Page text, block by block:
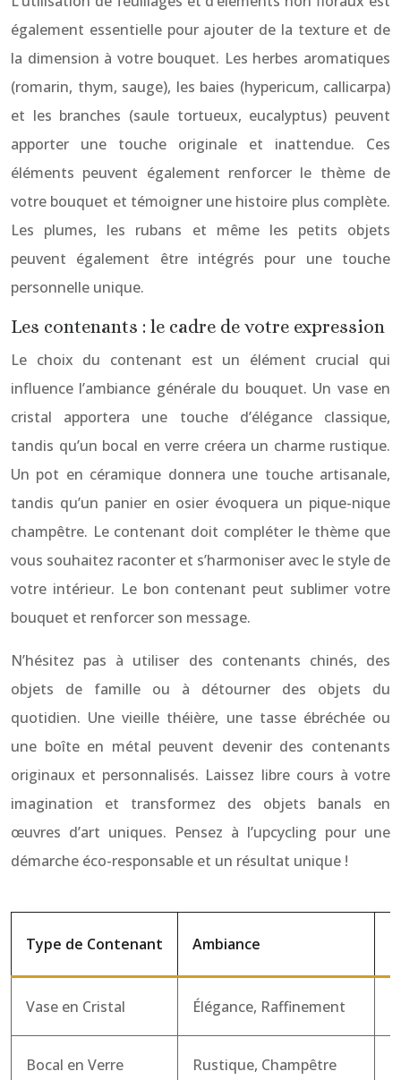
également essentielle pour ajouter de la texture et de
la dimension à votre bouquet. Les herbes aromatiques
(romarin, thym, sauge), les baies (hypericum, callicarpa)
et les branches (saule tortueux, eucalyptus) peuvent
apporter une touche originale et inattendue. Ces
éléments peuvent également renforcer le thème de
votre bouquet et témoigner une histoire plus complète.
Les plumes, les rubans et même les petits objets
peuvent également être intégrés pour une touche
personnelle unique.
Les contenants : le cadre de votre expression
Le choix du contenant est un élément crucial qui
influence l’ambiance générale du bouquet. Un vase en
cristal apportera une touche d’élégance classique,
tandis qu’un bocal en verre créera un charme rustique.
Un pot en céramique donnera une touche artisanale,
tandis qu’un panier en osier évoquera un pique-nique
champêtre. Le contenant doit compléter le thème que
vous souhaitez raconter et s’harmoniser avec le style de
votre intérieur. Le bon contenant peut sublimer votre
bouquet et renforcer son message.
N’hésitez pas à utiliser des contenants chinés, des
objets de famille ou à détourner des objets du
quotidien. Une vieille théière, une tasse ébréchée ou
une boîte en métal peuvent devenir des contenants
originaux et personnalisés. Laissez libre cours à votre
imagination et transformez des objets banals en
œuvres d’art uniques. Pensez à l’upcycling pour une
démarche éco-responsable et un résultat unique !
Type de Contenant Ambiance
Vase en Cristal Élégance, Raffinement
Bocal en Verre Rustique, Champêtre